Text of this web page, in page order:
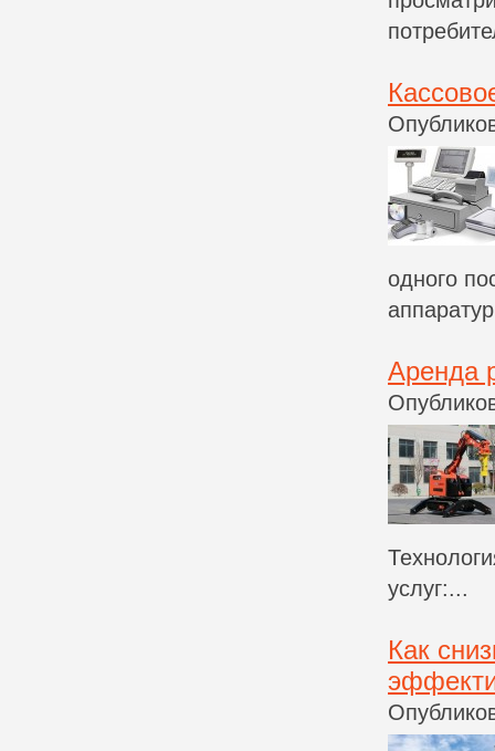
одного
Аренда
услуг:...
Как